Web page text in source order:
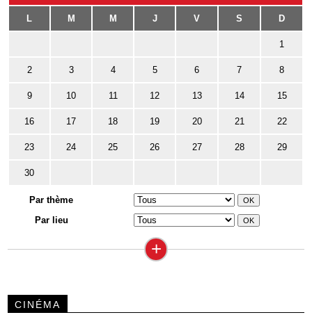
L M M J V S D
1
2 3 4 5 6 7 8
9 10 11 12 13 14 15
16 17 18 19 20 21 22
23 24 25 26 27 28 29
30
Par thème
Par lieu
+
CINÉMA